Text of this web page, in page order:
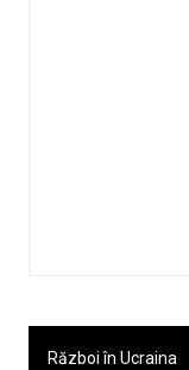
Război în Ucraina